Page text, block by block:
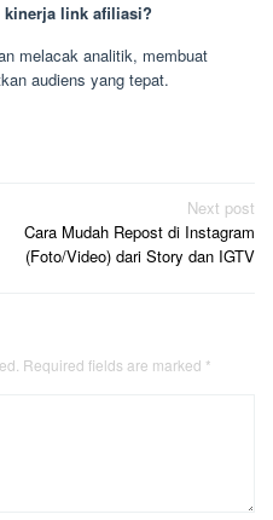
kinerja link afiliasi?
melacak analitik, membuat
audiens yang tepat.
Next post
Cara Mudah Repost di Instagram
(Foto/Video) dari Story dan IGTV
Required fields are marked *